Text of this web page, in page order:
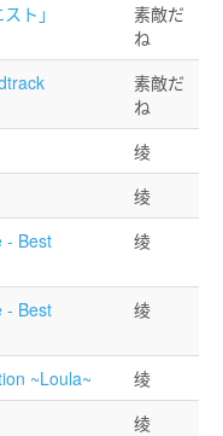
[登陆] [注册]
ト」
素敵だ
ね
素敵だ
ね
绫
绫
- Best
绫
- Best
绫
~Loula~
绫
绫